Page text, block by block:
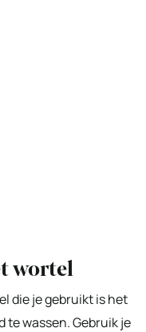
wortel
die je gebruikt is het
te wassen. Gebruik je